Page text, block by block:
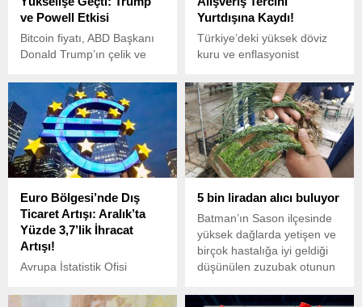
ve Powell Etkisi
Bitcoin fiyatı, ABD Başkanı
Donald Trump’ın çelik ve
yüzde 25 gümrük vergisi
uygulama kararının
ardından düşüş yaşasa da
hızla toparlanarak yeniden
yükselişe geçti.
Yurtdışına Kaydı!
Türkiye’deki yüksek döviz
kuru ve enflasyonist
yurtdışında yapılan vergisiz
alışveriş hacmi son iki yılda
büyük bir artış göstererek
800 milyon Euro’ya ulaştı.
Euro Bölgesi’nde Dış
Ticaret Artışı: Aralık’ta
Yüzde 3,7’lik İhracat
Artışı!
Avrupa İstatistik Ofisi
ayına ait Euro Bölgesi ve
5 bin liradan alıcı buluyor
Batman’ın Sason ilçesinde
yüksek dağlarda yetişen ve
birçok hastalığa iyi geldiği
düşünülen zuzubak otunun
buluyor.